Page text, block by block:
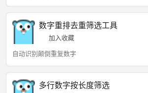
数字重排去重筛选工具
加入收藏
自动识别颠倒重复数字
多行数字按长度筛选